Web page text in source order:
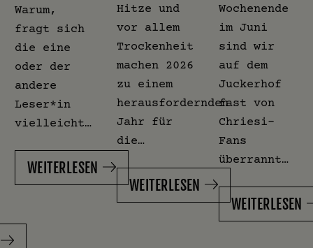
Warum,
fragt sich
die eine
oder der
andere
Leser*in
vielleicht…
WEITERLESEN
Hitze und
vor allem
Trockenheit
machen 2026
zu einem
herausfordernden
Jahr für
die…
WEITERLESEN
Wochenende
im Juni
sind wir
auf dem
Juckerhof
fast von
Chriesi-
Fans
überrannt…
WEITERLESEN